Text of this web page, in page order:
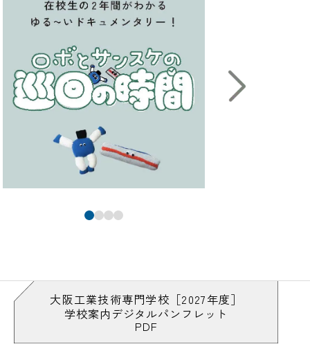
大阪工業技術専門学校［2027年度］
学校案内デジタルパンフレット
PDF